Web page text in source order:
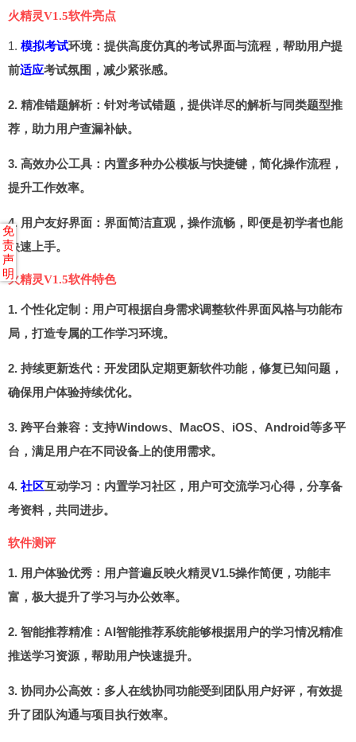
火精灵V1.5软件亮点
1. 模拟考试环境：提供高度仿真的考试界面与流程，帮助用户提
前适应考试氛围，减少紧张感。
2. 精准错题解析：针对考试错题，提供详尽的解析与同类题型推
荐，助力用户查漏补缺。
3. 高效办公工具：内置多种办公模板与快捷键，简化操作流程，
提升工作效率。
4. 用户友好界面：界面简洁直观，操作流畅，即便是初学者也能
快速上手。
火精灵V1.5软件特色
1. 个性化定制：用户可根据自身需求调整软件界面风格与功能布
局，打造专属的工作学习环境。
2. 持续更新迭代：开发团队定期更新软件功能，修复已知问题，
确保用户体验持续优化。
3. 跨平台兼容：支持Windows、MacOS、iOS、Android等多平
台，满足用户在不同设备上的使用需求。
4. 社区互动学习：内置学习社区，用户可交流学习心得，分享备
考资料，共同进步。
软件测评
1. 用户体验优秀：用户普遍反映火精灵V1.5操作简便，功能丰
富，极大提升了学习与办公效率。
2. 智能推荐精准：AI智能推荐系统能够根据用户的学习情况精准
推送学习资源，帮助用户快速提升。
3. 协同办公高效：多人在线协同功能受到团队用户好评，有效提
升了团队沟通与项目执行效率。
免
责
声
明